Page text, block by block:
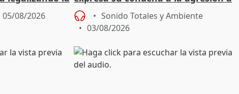
05/08/2026
dos enfermeras de Urgencias
Sonido Totales y Ambiente
03/08/2026